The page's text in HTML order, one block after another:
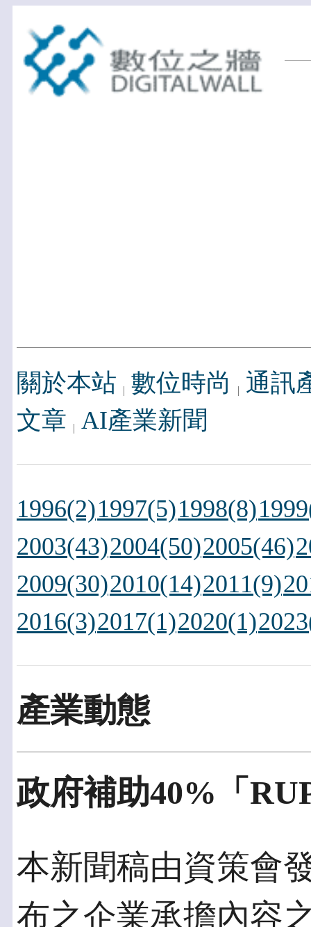
關於本站 數位時尚
通訊
文章 AI產業新聞
1996(2)1997(5)1998(8)
2003(43)2004(50)2005(46)
2009(30)2010(14)2011(9)
2016(3)2017(1)2020(1)
產業動態
政府補助40%「
本新聞稿由資策會
布之企業承擔內容